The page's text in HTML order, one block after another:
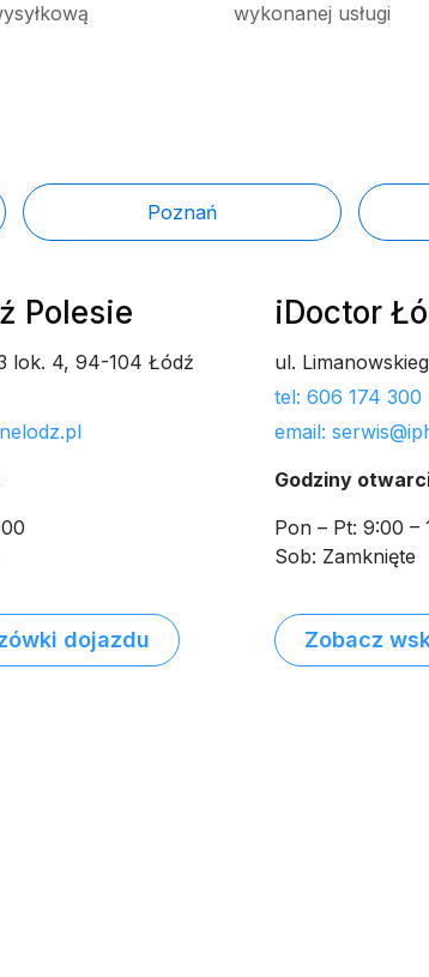
wykonanej usługi
Poznań
Polesie
lok. 4, 94-104 Łódź
dojazdu
iDoctor
ul.
tel: 606 174 300
email:
Godziny
Pon – Pt: 9:00 –
Sob: Zamknięte
Zobacz